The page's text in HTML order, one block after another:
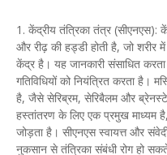
1. केंद्रीय तंत्रिका तंत्र (सीएनएस):
और रीढ़ की हड्डी होती है, जो
केंद्र है। यह जानकारी संसाधित करता
गतिविधियों को नियंत्रित करता है।
है, जैसे सेरिब्रम, सेरिबैलम और
हस्तांतरण के लिए एक प्रमुख माध्यम
जोड़ता है। सीएनएस स्वायत्त और
नुकसान से तंत्रिका संबंधी रोग हो